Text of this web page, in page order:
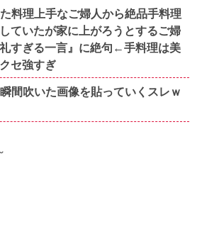
料理上手なご婦人から絶品手料理
ていたが家に上がろうとするご婦
すぎる一言』に絶句←手料理は美
セ強すぎ
間吹いた画像を貼っていくスレｗ